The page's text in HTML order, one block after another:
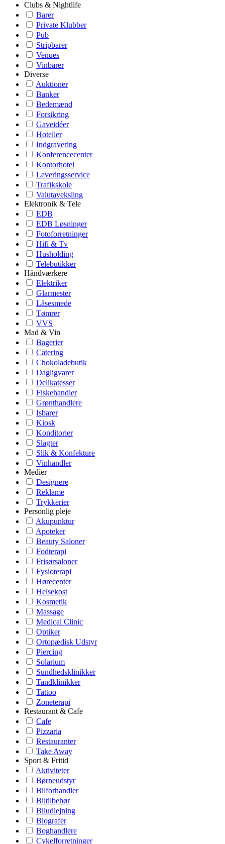
Clubs & Nightlife
Barer
Private Klubber
Pub
Stripbarer
Venues
Vinbarer
Diverse
Auktioner
Banker
Bedemænd
Forsikring
Gaveidéer
Hoteller
Indgravering
Konferencecenter
Kontorhotel
Leveringsservice
Trafikskole
Valutaveksling
Elektronik & Tele
EDB
EDB Løsninger
Fotoforretninger
Hifi & Tv
Husholding
Telebutikker
Håndværkere
Elektriker
Glarmester
Låsesmede
Tømrer
VVS
Mad & Vin
Bagerier
Catering
Chokoladebutik
Dagligvarer
Delikatesser
Fiskehandler
Grønthandlere
Isbarer
Kiosk
Konditorier
Slagter
Slik & Konfekture
Vinhandler
Medier
Designere
Reklame
Trykkerier
Personlig pleje
Akupunktur
Apoteker
Beauty Saloner
Fodterapi
Frisørsaloner
Fysioterapi
Hørecenter
Helsekost
Kosmetik
Massage
Medical Clinic
Optiker
Ortopædisk Udstyr
Piercing
Solarium
Sundhedsklinikker
Tandklinikker
Tattoo
Zoneterapi
Restaurant & Cafe
Cafe
Pizzaria
Restauranter
Take Away
Sport & Fritid
Aktiviteter
Børneudstyr
Bilforhandler
Biltilbehør
Biludlejning
Biografer
Boghandlere
Cykelforretninger